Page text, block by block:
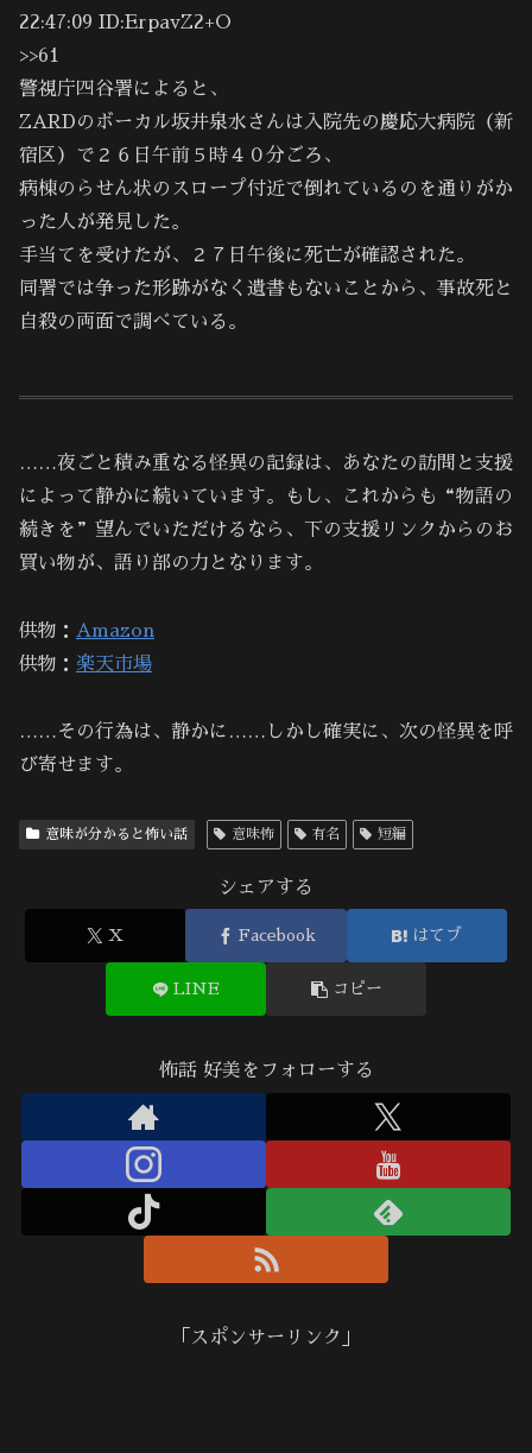
22:47:09 ID:ErpavZ2+O
>>61
警視庁四谷署によると、
ZARDのボーカル坂井泉水さんは入院先の慶応大病院（新
宿区）で２６日午前５時４０分ごろ、
病棟のらせん状のスロープ付近で倒れているのを通りがか
った人が発見した。
手当てを受けたが、２７日午後に死亡が確認された。
同署では争った形跡がなく遺書もないことから、事故死と
自殺の両面で調べている。
……夜ごと積み重なる怪異の記録は、あなたの訪問と支援
によって静かに続いています。もし、これからも“物語の
続きを”望んでいただけるなら、下の支援リンクからのお
買い物が、語り部の力となります。
供物： Amazon
供物： 楽天市場
……その行為は、静かに……しかし確実に、次の怪異を呼
び寄せます。
意味が分かると怖い話 意味怖 有名 短編
シェアする
X Facebook はてブ
LINE コピー
怖話 好美をフォローする
「スポンサーリンク」